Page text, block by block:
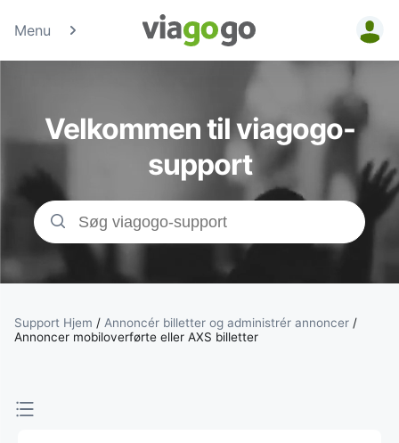
Menu
Billetter -
Sports- &amp;
Teaterbilletter |
viagogo-
Velkommen til viagogo-
support
Support Hjem / Annoncér billetter og administrér annoncer /
Annoncer mobiloverførte eller AXS billetter